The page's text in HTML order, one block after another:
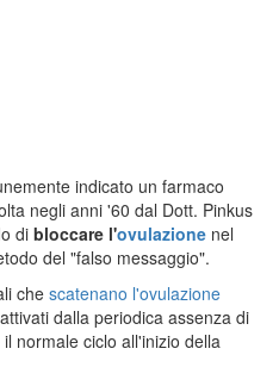
indicato un farmaco
negli anni '60 dal Dott. Pinkus
di bloccare l'ovulazione nel
del "falso messaggio".
che scatenano l'ovulazione
dalla periodica assenza di
normale ciclo all'inizio della